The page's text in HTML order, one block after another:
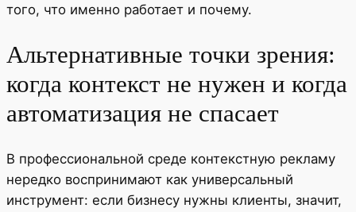
того, что именно работает и почему.
Альтернативные точки зрения:
когда контекст не нужен и когда
автоматизация не спасает
В профессиональной среде контекстную рекламу
нередко воспринимают как универсальный
инструмент: если бизнесу нужны клиенты, значит,